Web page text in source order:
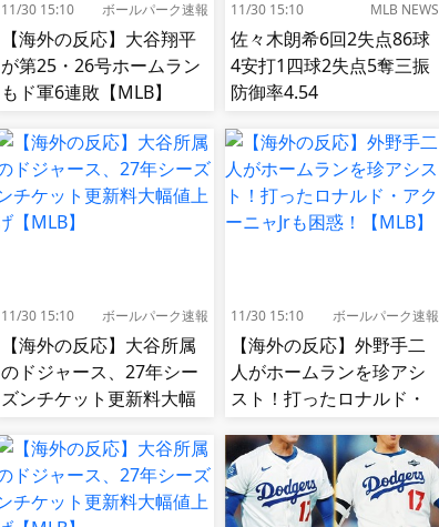
11/30 15:10 ボールパーク速報
【海外の反応】大谷翔平
が第25・26号ホームラン
もド軍6連敗【MLB】
11/30 15:10 MLB NEWS
佐々木朗希6回2失点86球
4安打1四球2失点5奪三振
防御率4.54
11/30 15:10 ボールパーク速報
【海外の反応】大谷所属
のドジャース、27年シー
ズンチケット更新料大幅
11/30 15:10 ボールパーク速報
【海外の反応】外野手二
人がホームランを珍アシ
スト！打ったロナルド・
【MLB】